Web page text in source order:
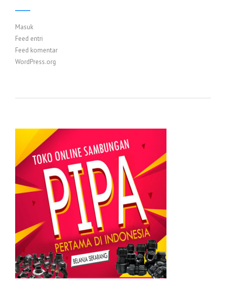
Masuk
Feed entri
Feed komentar
WordPress.org